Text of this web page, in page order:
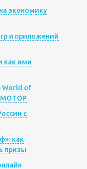
экономику
и приложений
как ими
World of
с
как
призы